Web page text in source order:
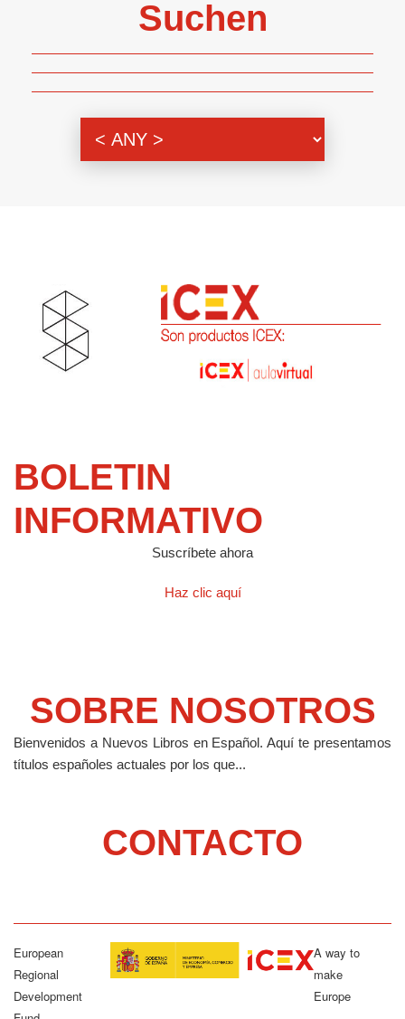
Suchen
BOLETIN
INFORMATIVO
Suscríbete ahora
Haz clic aquí
SOBRE NOSOTROS
Bienvenidos a Nuevos Libros en Español.Aquí te presentamos
títulos españoles actuales por los que...
CONTACTO
European
Regional
Development
A way to
make
Europe